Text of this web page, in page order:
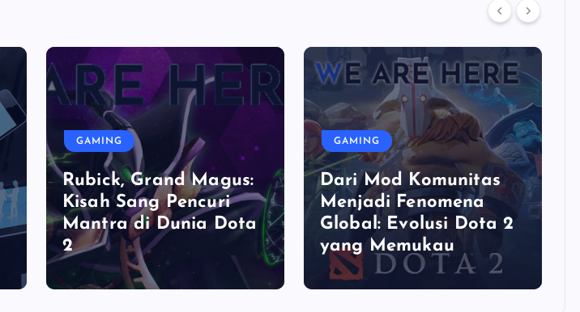
GAMING
Rubick, Grand Magus:
Kisah Sang Pencuri
Mantra di Dunia Dota
2
GAMING
Dari Mod Komunitas
Menjadi Fenomena
Global: Evolusi Dota 2
yang Memukau